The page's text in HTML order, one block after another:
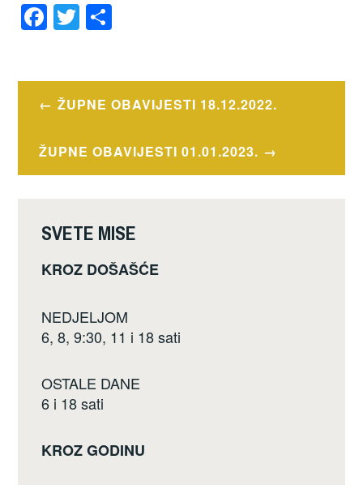
F
a
e
b
o
o
T
wi
er e
Navigacija
ŽUPNE OBAVIJESTI 18.12.2022.
ŽUPNE OBAVIJESTI 01.01.2023.
SVETE MISE
KROZ DOŠAŠĆE
NEDJELJOM
6, 8, 9:30, 11 i 18 sati
OSTALE DANE
6 i 18 sati
KROZ GODINU